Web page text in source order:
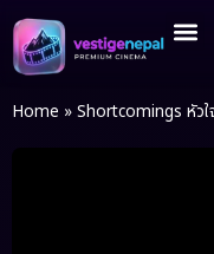
Home » Shortcomings หัวใ